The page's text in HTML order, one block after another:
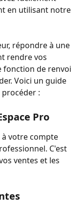
en utilisant notre
répondre à une
rendre vos
fonction de renvoi
Voici un guide
:
Pro
à votre compte
C'est
ventes et les